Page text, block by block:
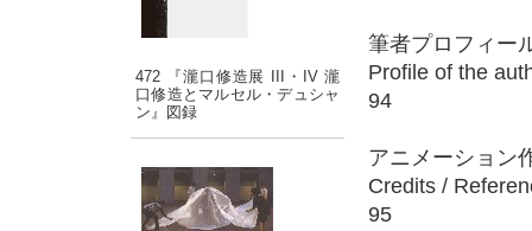
472 『瀧口修造展 III・IV 瀧
口修造とマルセル・デュシャ
ン』図録
筆者プロフィー
Profile of the
94
アニメーション
Credits /
95